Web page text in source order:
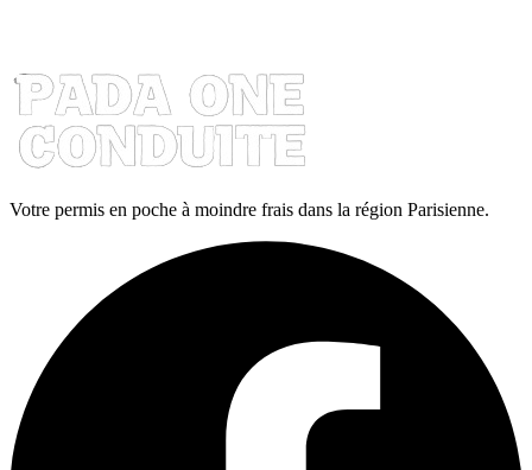
Votre permis en poche à moindre frais dans la région Parisienne.